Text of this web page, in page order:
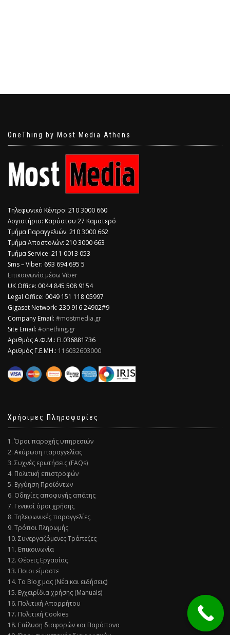
OneThing by Most Media Athens
Τηλεφωνικό Κέντρο: 210 3000 660
Λογιστήριο: Καρύστου 27 Καματερό
Τμήμα Παραγγελιών: 210 3000 662
Τμήμα Αποστολών: 210 3000 663
Τμήμα Service: 211 0013 053
Sms – Viber: 693 694 695 5
Επικοινωνία μέσω Viber
​UK Office: 0044 845 508 9154
Legal Office: 0049 151 118 05997
Gigaset Network: 230 916 24902#9
Company Email: #mostmedia.gr
Site Email: #onething.gr
Αριθμός Α.Φ.Μ.: EL036881736
Αριθμός Γ.Ε.ΜΗ.: 116032603000
Χρήσιμες Πληροφορίες
1. Όροι παροχής υπηρεσιών
2. Ακύρωση παραγγελίας
3. Συχνές ερωτήσεις (FAQs)
4. Πολιτική επιστροφών
5. Εγγύηση Προϊόντων
6. Οδηγίες αποφυγής απάτης
7. Γενικοί όροι χρήσης
8. Τηλεφωνικές παραγγελίες
9. Τρόποι Πληρωμής
10. Συνεργαζόμενες Τράπεζες
11. Επικοινωνία
12. Θέσεις Εργασίας
13. Ποιοι είμαστε
14. Το Blog μας (Νέα και ειδήσεις)
15. Εγχειρίδια χρήσης (Manuals)
16. Πολιτική Απορρήτου
17. Πολιτική Cookies
18. Επίλυση διαφορών και Παράπονα